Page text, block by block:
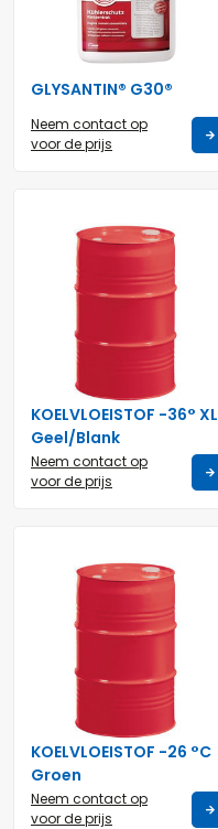
GLYSANTIN® G30®
Neem contact op
voor de prijs
KOELVLOEISTOF -36° XL
Geel/Blank
Neem contact op
voor de prijs
KOELVLOEISTOF -26 °C
Groen
Neem contact op
voor de prijs